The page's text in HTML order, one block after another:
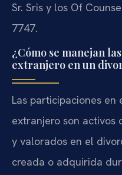
Sr. Sris y los Of
7747.
¿Cómo se manejan
extranjero en un
Las participaciones en
extranjero son activos
y valorados en el
creada o adquirida